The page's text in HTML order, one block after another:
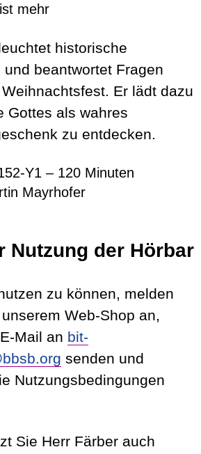
mehr
historische
und beantwortet Fragen
Er lädt dazu
Gottes als wahres
zu entdecken.
Y1 – 120 Minuten
Mayrhofer
Nutzung der Hörbar
zu können, melden
Web-Shop an,
Mail an bit-
senden und
Nutzungsbedingungen
Sie Herr Färber auch